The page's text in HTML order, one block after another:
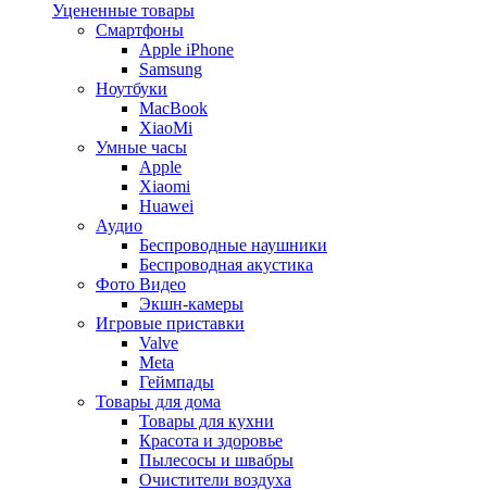
Уцененные товары
Cмартфоны
Apple iPhone
Samsung
Ноутбуки
MacBook
XiaoMi
Умные часы
Apple
Xiaomi
Huawei
Аудио
Беспроводные наушники
Беспроводная акустика
Фото Видео
Экшн-камеры
Игровые приставки
Valve
Meta
Геймпады
Товары для дома
Товары для кухни
Красота и здоровье
Пылесосы и швабры
Очистители воздуха